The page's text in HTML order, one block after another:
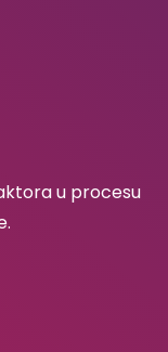
u procesu